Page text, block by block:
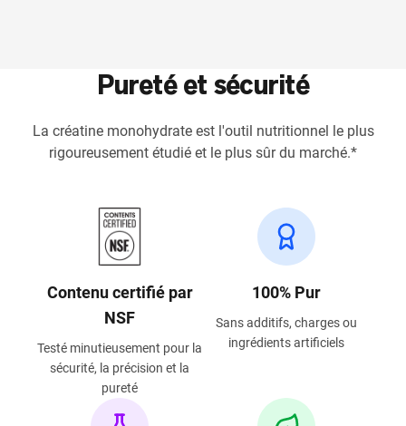
Pureté et sécurité
La créatine monohydrate est l'outil nutritionnel le plus
rigoureusement étudié et le plus sûr du marché.*
Contenu certifié par
NSF
Testé minutieusement pour la
sécurité, la précision et la
pureté
100% Pur
Sans additifs, charges ou
ingrédients artificiels